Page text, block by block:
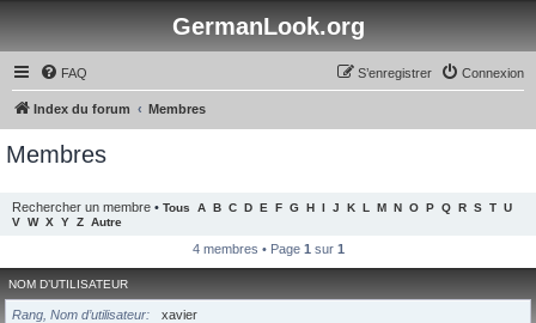
GermanLook.org
FAQ Connexion
S’enregistrer
Index du forum Membres
Membres
Rechercher un membre • Tous A B C D E F G H I J K L M N O P Q R S T U
V W X Y Z Autre
4 membres • Page 1 sur 1
NOM D’UTILISATEUR
Rang, Nom d’utilisateur
xavier